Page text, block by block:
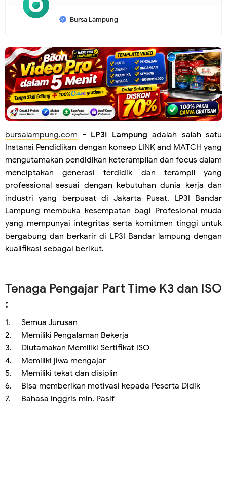
Bursa Lampung
bursalampung.com - LP3I Lampung adalah salah satu
Instansi Pendidikan dengan konsep LINK and MATCH yang
mengutamakan pendidikan keterampilan dan focus dalam
menciptakan generasi terdidik dan terampil yang
professional sesuai dengan kebutuhan dunia kerja dan
industri yang berpusat di Jakarta Pusat. LP3I Bandar
Lampung membuka kesempatan bagi Profesional muda
yang mempunyai integritas serta komitmen tinggi untuk
bergabung dan berkarir di LP3I Bandar lampung dengan
kualifikasi sebagai berikut.
Tenaga Pengajar Part Time K3 dan ISO
:
1.
Semua Jurusan
2.
Memiliki Pengalaman Bekerja
3.
Diutamakan Memiliki Sertifikat ISO
4.
Memiliki jiwa mengajar
5.
Memiliki tekat dan disiplin
6.
Bisa memberikan motivasi kepada Peserta Didik
7.
Bahasa inggris min. Pasif